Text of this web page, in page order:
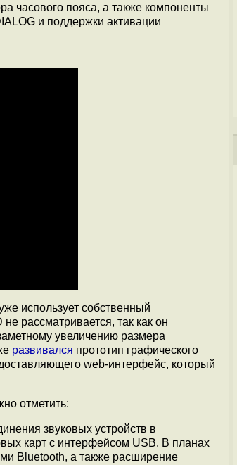
часового пояса, а также компоненты
и поддержки активации
использует собственный
рассматривается, так как он
увеличению размера
развивался прототип графического
web-интерфейс, который
отметить:
звуковых устройств в
карт с интерфейсом USB. В планах
Bluetooth, а также расширение